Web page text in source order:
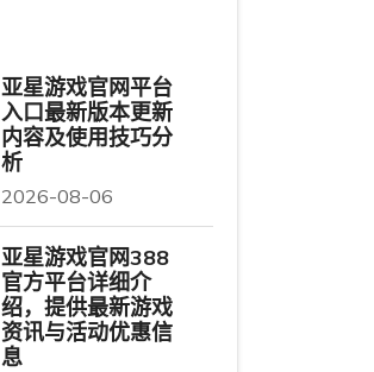
亚星游戏官网平台
入口最新版本更新
内容及使用技巧分
析
2026-08-06
亚星游戏官网388
官方平台详细介
绍，提供最新游戏
资讯与活动优惠信
息